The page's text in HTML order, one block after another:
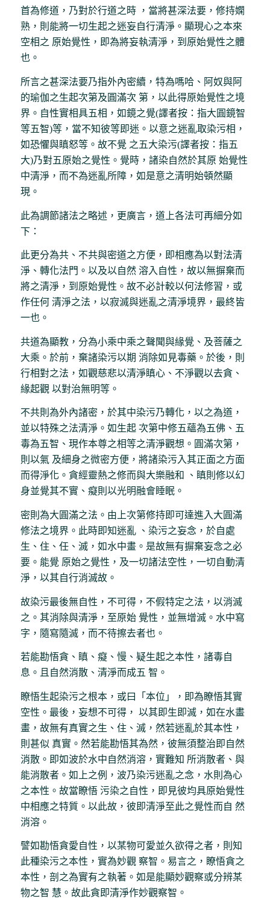
首為修道，乃對於行道之時 ，當將甚深法要，修持嫻
熟，則能將一切生起之迷妄自行清淨。顯現心之本來
空相之 原始覺性，即為將妄執清淨，到原始覺性之體
也。
所言之甚深法要乃指外內密續，特為嗎哈、阿奴與阿
的瑜伽之生起次第及圓滿次 第，以此得原始覺性之境
界。自性實相具五相，如鏡之覺(譯者按：指大圓鏡智
等五智)等，當不知彼等即迷。以意之迷亂取染污相，
如恐懼與瞋怒等。故不覺 之五大染污(譯者按：指五
大)乃對五原始之覺性。覺時，諸染自然於其原 始覺性
中清淨，而不為迷亂所障，如是意之清明始頓然顯
現。
此為調節諸法之略述，更廣言，道上各法可再細分如
下：
此更分為共、不共與密道之方便，即相應為以對法清
淨、轉化法門。以及以自然 溶入自性，故以無摒棄而
將之清淨，到原始覺性。故不必計較以何法修習，或
作任何 清淨之法，以寂滅與迷亂之清淨境界，最終皆
一也。
共道為顯教，分為小乘中乘之聲聞與緣覺、及菩薩之
大乘。於前，棄諸染污以期 消除如見毒藥。於後，則
行相對之法，如觀慈悲以清淨瞋心、不淨觀以去貪、
緣起觀 以對治無明等。
不共則為外內諸密，於其中染污乃轉化，以之為道，
並以特殊之法清淨。如生起 次第中修五蘊為五佛、五
毒為五智、現作本尊之相等之清淨觀想。圓滿次第，
則以氣 及細身之微密方便，將諸染污入其正面之方面
而得淨化。貪經靈熱之修而與大樂融和 、瞋則修以幻
身並覺其不實、癡則以光明融會睡眠。
密則為大圓滿之法。由上次第修持即可達進入大圓滿
修法之境界。此時即知迷亂 、染污之妄念，於自處
生、住、任、滅，如水中畫。是故無有摒棄妄念之必
要。能覺 原始之覺性，及一切諸法空性，一切自動清
淨，以其自行消滅故。
故染污最後無自性，不可得，不假特定之法，以消滅
之。其消除與清淨，至原始 覺性，並無增滅。水中寫
字，隨寫隨滅，而不待擦去者也。
若能勘悟貪、瞋、癡、慢、疑生起之本性，諸毒自
息。且自然消散、清淨而成五 智。
瞭悟生起染污之根本，或曰「本位」，即為瞭悟其實
空性。最後，妄想不可得， 以其即生即滅，如在水畫
畫，故無有真實之生、住、滅，然若迷亂於其本性，
則甚似 真實。然若能勘悟其為然，彼無須整治即自然
消散。即如波於水中自然消溶，實難知 所消散者、與
能消散者。如上之例，波乃染污迷亂之念，水則為心
之本性。故當瞭悟 污染之自性，即見彼均具原始覺性
中相應之特質。以此故，彼即清淨至此之覺性而自 然
消溶。
譬如勘悟貪愛自性，以某物可愛並久欲得之者，則知
此種染污之本性，實為妙觀 察智。易言之，瞭悟貪之
本性，剖之為實有之執著。如是能顯妙觀察或分辨某
物之智 慧。故此貪即清淨作妙觀察智。